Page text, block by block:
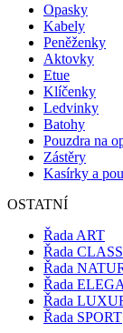
Opasky
Kabely
Peněženky
Aktovky
Etue
Klíčenky
Ledvinky
Batohy
Pouzdra na
Zástěry
Kasírky a
OSTATNÍ
Řada ART
Řada
Řada
Řada
Řada
Řada SPORT